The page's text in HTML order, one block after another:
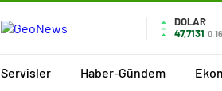
DOLAR
47,7131
Servisler Haber-Gündem